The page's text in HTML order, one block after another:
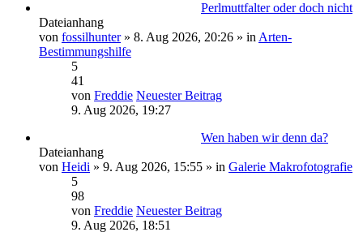
Perlmuttfalter oder doch nicht
Dateianhang
von fossilhunter» 8. Aug 2026, 20:26 » in Arten-
Bestimmungshilfe
5
41
von Freddie Neuester Beitrag
9. Aug 2026, 19:27
Wen haben wir denn da?
Dateianhang
von Heidi » 9. Aug 2026, 15:55 » in Galerie Makrofotografie
5
98
von Freddie Neuester Beitrag
9. Aug 2026, 18:51